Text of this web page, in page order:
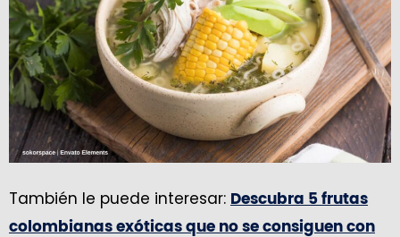
También le puede interesar: Descubra 5 frutas
colombianas exóticas que no se consiguen con